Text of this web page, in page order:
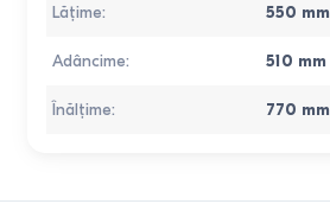
Lățime: 550 mm
Adâncime: 510 mm
Înălțime: 770 mm